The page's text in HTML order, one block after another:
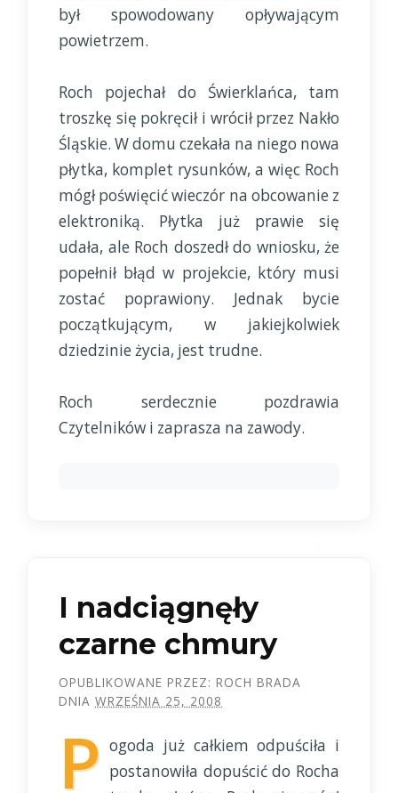
był spowodowany opływającym
powietrzem.
Roch pojechał do Świerklańca, tam
troszkę się pokręcił i wrócił przez Nakło
Śląskie. W domu czekała na niego nowa
płytka, komplet rysunków, a więc Roch
mógł poświęcić wieczór na obcowanie z
elektroniką. Płytka już prawie się
udała, ale Roch doszedł do wniosku, że
popełnił błąd w projekcie, który musi
zostać poprawiony. Jednak bycie
początkującym, w jakiejkolwiek
dziedzinie życia, jest trudne.
Roch serdecznie pozdrawia
Czytelników i zaprasza na zawody.
I nadciągnęły
czarne chmury
OPUBLIKOWANE PRZEZ: ROCH BRADA
DNIA WRZEŚNIA 25, 2008
P ogoda już całkiem odpuściła i
postanowiła dopuścić do Rocha